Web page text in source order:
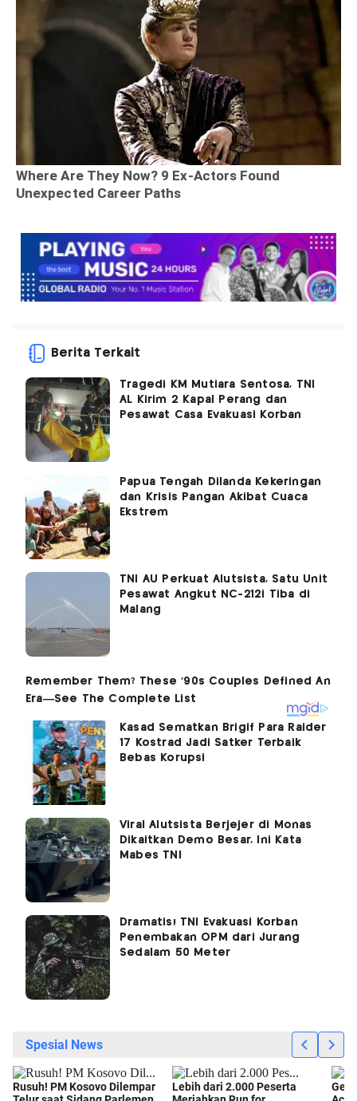
Berita Terkait
Tragedi KM Mutiara Sentosa, TNI
AL Kirim 2 Kapal Perang dan
Pesawat Casa Evakuasi Korban
Papua Tengah Dilanda Kekeringan
dan Krisis Pangan Akibat Cuaca
Ekstrem
TNI AU Perkuat Alutsista, Satu Unit
Pesawat Angkut NC-212i Tiba di
Malang
Kasad Sematkan Brigif Para Raider
17 Kostrad Jadi Satker Terbaik
Bebas Korupsi
Viral Alutsista Berjejer di Monas
Dikaitkan Demo Besar, Ini Kata
Mabes TNI
Dramatis! TNI Evakuasi Korban
Penembakan OPM dari Jurang
Sedalam 50 Meter